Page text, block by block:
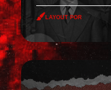
Layout por